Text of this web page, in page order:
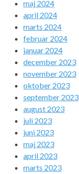
maj 2024
april 2024
marts 2024
februar 2024
januar 2024
december 2023
november 2023
oktober 2023
september 2023
august 2023
juli 2023
juni 2023
maj 2023
april 2023
marts 2023